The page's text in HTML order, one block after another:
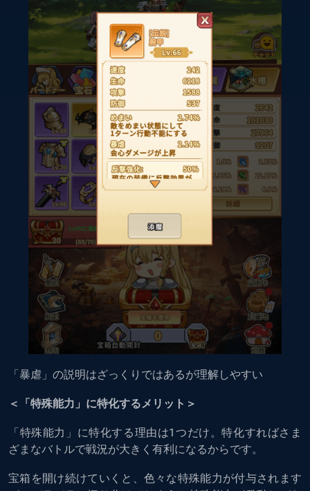
「暴虐」の説明はざっくりではあるが理解しやすい
＜「特殊能力」に特化するメリット＞
「特殊能力」に特化する理由は1つだけ。特化すればさま
ざまなバトルで戦況が大きく有利になるからです。
宝箱を開け続けていくと、色々な特殊能力が付与されます